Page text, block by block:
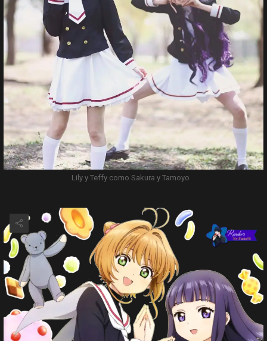
Lily y Teffy como Sakura y Tamoyo